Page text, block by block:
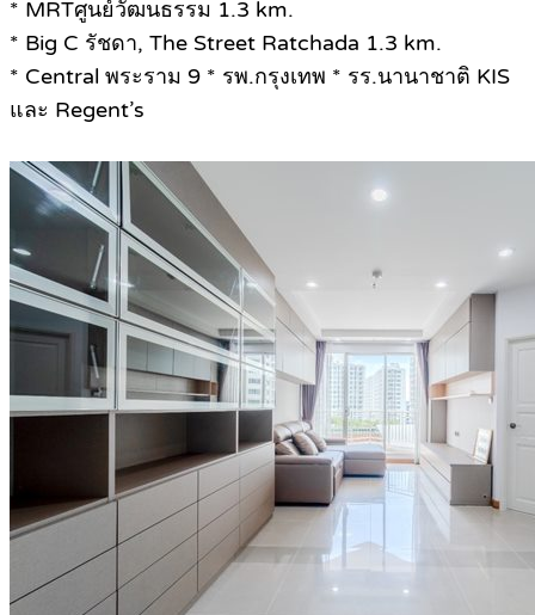
* MRTศูนย์วัฒนธรรม 1.3 km.
* Big C รัชดา, The Street Ratchada 1.3 km.
* Central พระราม 9 * รพ.กรุงเทพ * รร.นานาชาติ KIS
และ Regent’s